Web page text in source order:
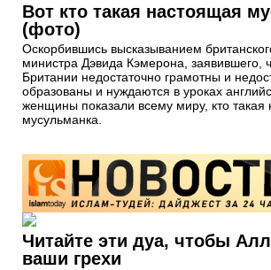
Вот кто такая настоящая
(фото)
Оскорбившись высказыванием
министра Дэвида Кэмерона, заявившего,
Британии недостаточно грамотны и
образованы и нуждаются в уроках
женщины показали всему миру, кто такая
мусульманка.
Читайте эти дуа, чтобы
ваши грехи